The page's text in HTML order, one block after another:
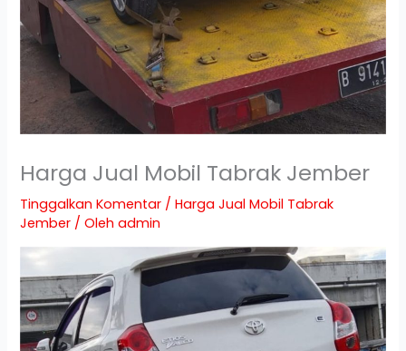
Harga Jual Mobil Tabrak Jember
Tinggalkan Komentar /Harga Jual Mobil Tabrak
Jember / Olehadmin